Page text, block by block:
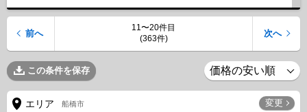
11〜20件目
(363件)
前へ 次へ
この条件を保存
エリア 船橋市 変更